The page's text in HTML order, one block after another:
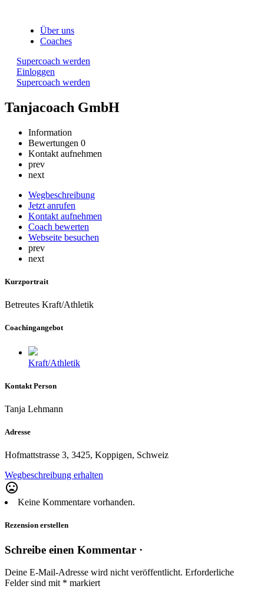
Über uns
Coaches
Supercoach werden
Einloggen
Supercoach werden
Tanjacoach GmbH
Information
Bewertungen 0
Kontakt aufnehmen
prev
next
Wegbeschreibung
Jetzt anrufen
Kontakt aufnehmen
Coach bewerten
Webseite besuchen
prev
next
Kurzportrait
Betreutes Kraft/Athletik
Coachingangebot
Kraft/Athletik
Kontakt Person
Tanja Lehmann
Adresse
Hofmattstrasse 3, 3425, Koppigen, Schweiz
Wegbeschreibung erhalten
mood_bad
Keine Kommentare vorhanden.
Rezension erstellen
Schreibe einen Kommentar ·
Deine E-Mail-Adresse wird nicht veröffentlicht. Erforderliche
Felder sind mit * markiert